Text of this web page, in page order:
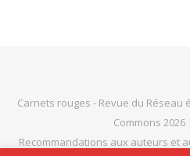
Carnets rouges - Revue du Réseau
Commons 2026
Recommandations aux auteurs et